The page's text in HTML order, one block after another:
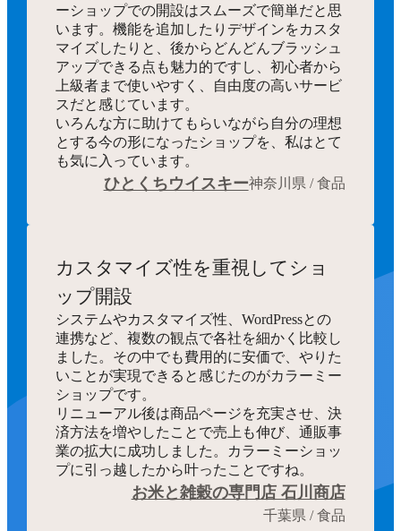
ーショップでの開設はスムーズで簡単だと思
います。機能を追加したりデザインをカスタ
マイズしたりと、後からどんどんブラッシュ
アップできる点も魅力的ですし、初心者から
上級者まで使いやすく、自由度の高いサービ
スだと感じています。
いろんな方に助けてもらいながら自分の理想
とする今の形になったショップを、私はとて
も気に入っています。
ひとくちウイスキー神奈川県 / 食品
カスタマイズ性を重視してショ
ップ開設
システムやカスタマイズ性、WordPressとの
連携など、複数の観点で各社を細かく比較し
ました。その中でも費用的に安価で、やりた
いことが実現できると感じたのがカラーミー
ショップです。
リニューアル後は商品ページを充実させ、決
済方法を増やしたことで売上も伸び、通販事
業の拡大に成功しました。カラーミーショッ
プに引っ越したから叶ったことですね。
お米と雑穀の専門店 石川商店
千葉県 / 食品